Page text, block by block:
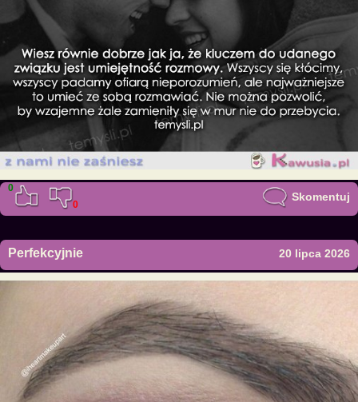
0
0
Skomentuj
Perfekcyjnie 20 lipca 2026